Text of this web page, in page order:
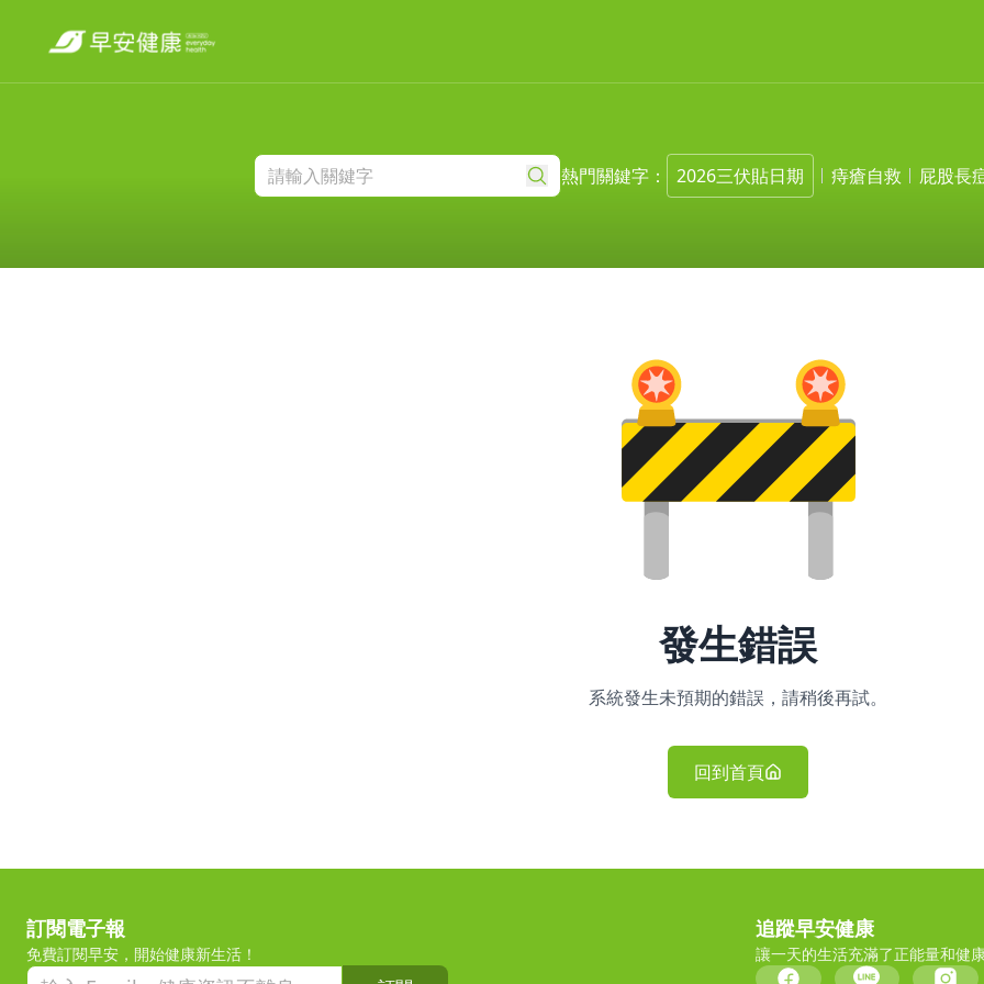
熱門關鍵字： 2026三伏貼日期 痔瘡自救 屁股長
發生錯誤
系統發生未預期的錯誤，請稍後再試。
回到首頁
訂閱電子報
免費訂閱早安，開始健康新生活！
追蹤早安健康
讓一天的生活充滿了正能量和健